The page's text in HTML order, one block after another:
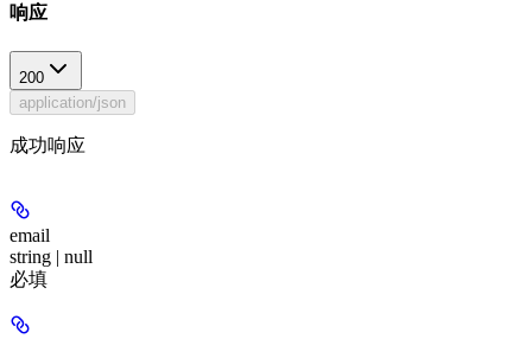
响应
200
application/json
成功响应
email
string | null
必填